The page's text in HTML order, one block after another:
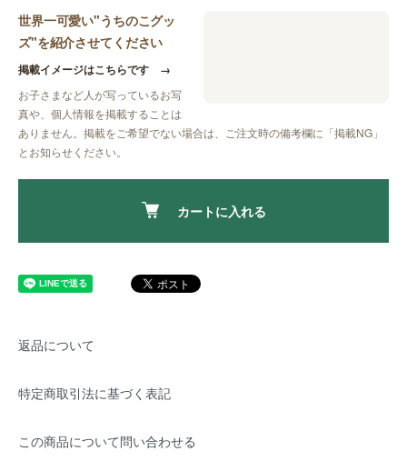
世界一可愛い"うちのこグッ
ズ"を紹介させてください
掲載イメージはこちらです →
お子さまなど人が写っているお写
真や、個人情報を掲載することは
ありません。掲載をご希望でない場合は、ご注文時の備考欄に 「掲載NG」
とお知らせください。
カートに入れる
返品について
特定商取引法に基づく表記
この商品について問い合わせる